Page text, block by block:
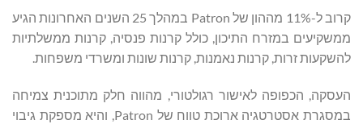
קרוב ל-11% מההון של Patron במהלך 25 השנים האחרונות הגיע
ממשקיעים במזרח התיכון, כולל קרנות פנסיה, קרנות ממשלתיות
להשקעות זרות, קרנות נאמנות, קרנות שונות ומשרדי משפחות.
העסקה, הכפופה לאישור רגולטורי, מהווה חלק מתוכנית צמיחה
במסגרת אסטרטגיה ארוכת טווח של Patron, והיא מספקת גיבוי